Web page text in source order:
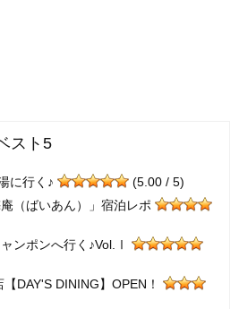
スト5
に行く♪
(5.00 / 5)
（ばいあん）」宿泊レポ
ンポンへ行く♪Vol.Ⅰ
DAY'S DINING】OPEN！